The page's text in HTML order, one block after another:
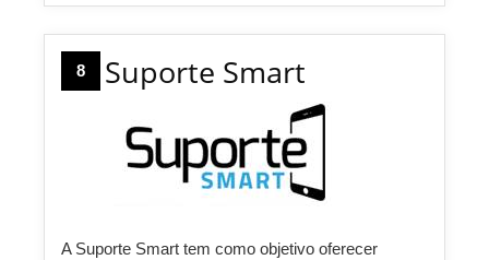
8 Suporte Smart
A Suporte Smart tem como objetivo oferecer